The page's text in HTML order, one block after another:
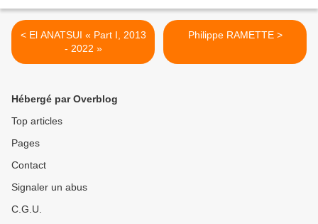
< El ANATSUI « Part I, 2013
- 2022 »
Philippe RAMETTE >
Hébergé par Overblog
Top articles
Pages
Contact
Signaler un abus
C.G.U.